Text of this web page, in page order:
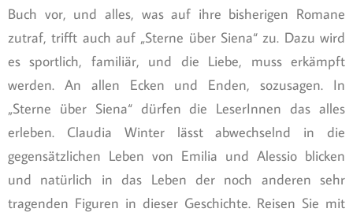
Buch vor, und alles, was auf ihre bisherigen Romane
zutraf, trifft auch auf „Sterne über Siena“ zu. Dazu wird
es sportlich, familiär, und die Liebe, muss erkämpft
werden. An allen Ecken und Enden, sozusagen. In
„Sterne über Siena“ dürfen die LeserInnen das alles
erleben. Claudia Winter lässt abwechselnd in die
gegensätzlichen Leben von Emilia und Alessio blicken
und natürlich in das Leben der noch anderen sehr
tragenden Figuren in dieser Geschichte. Reisen Sie mit